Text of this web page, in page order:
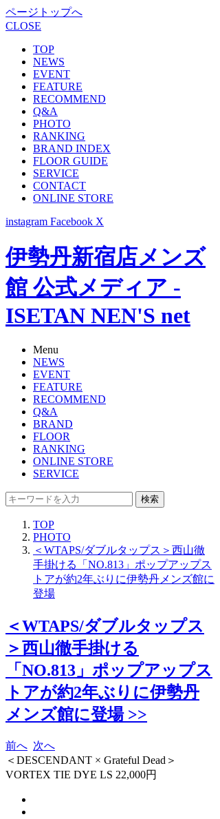
ページトップへ
CLOSE
TOP
NEWS
EVENT
FEATURE
RECOMMEND
Q&A
PHOTO
RANKING
BRAND INDEX
FLOOR GUIDE
SERVICE
CONTACT
ONLINE STORE
instagram Facebook X
伊勢丹新宿店メンズ
館 公式メディア -
ISETAN NEN'S net
Menu
NEWS
EVENT
FEATURE
RECOMMEND
Q&A
BRAND
FLOOR
RANKING
ONLINE STORE
SERVICE
検索
TOP
PHOTO
＜WTAPS/ダブルタップス＞西山徹
手掛ける「NO.813」ポップアップス
トアが約2年ぶりに伊勢丹メンズ館に
登場
＜WTAPS/ダブルタップス
＞西山徹手掛ける
「NO.813」ポップアップス
トアが約2年ぶりに伊勢丹
メンズ館に登場 >>
前へ 次へ
＜DESCENDANT × Grateful Dead＞
VORTEX TIE DYE LS 22,000円